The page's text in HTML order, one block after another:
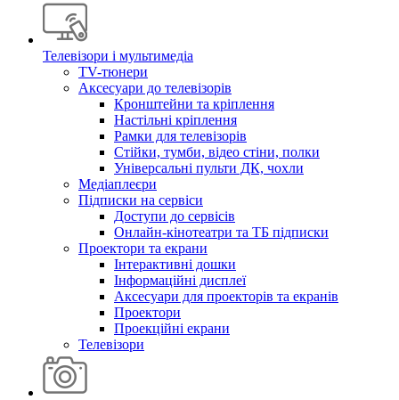
Телевізори і мультимедіа
TV-тюнери
Аксесуари до телевізорів
Кронштейни та кріплення
Настільні кріплення
Рамки для телевізорів
Стійки, тумби, відео стіни, полки
Універсальні пульти ДК, чохли
Медіаплеєри
Підписки на сервіси
Доступи до сервісів
Онлайн-кінотеатри та ТБ підписки
Проектори та екрани
Інтерактивні дошки
Інформаційні дисплеї
Аксесуари для проекторів та екранів
Проектори
Проекційні екрани
Телевізори